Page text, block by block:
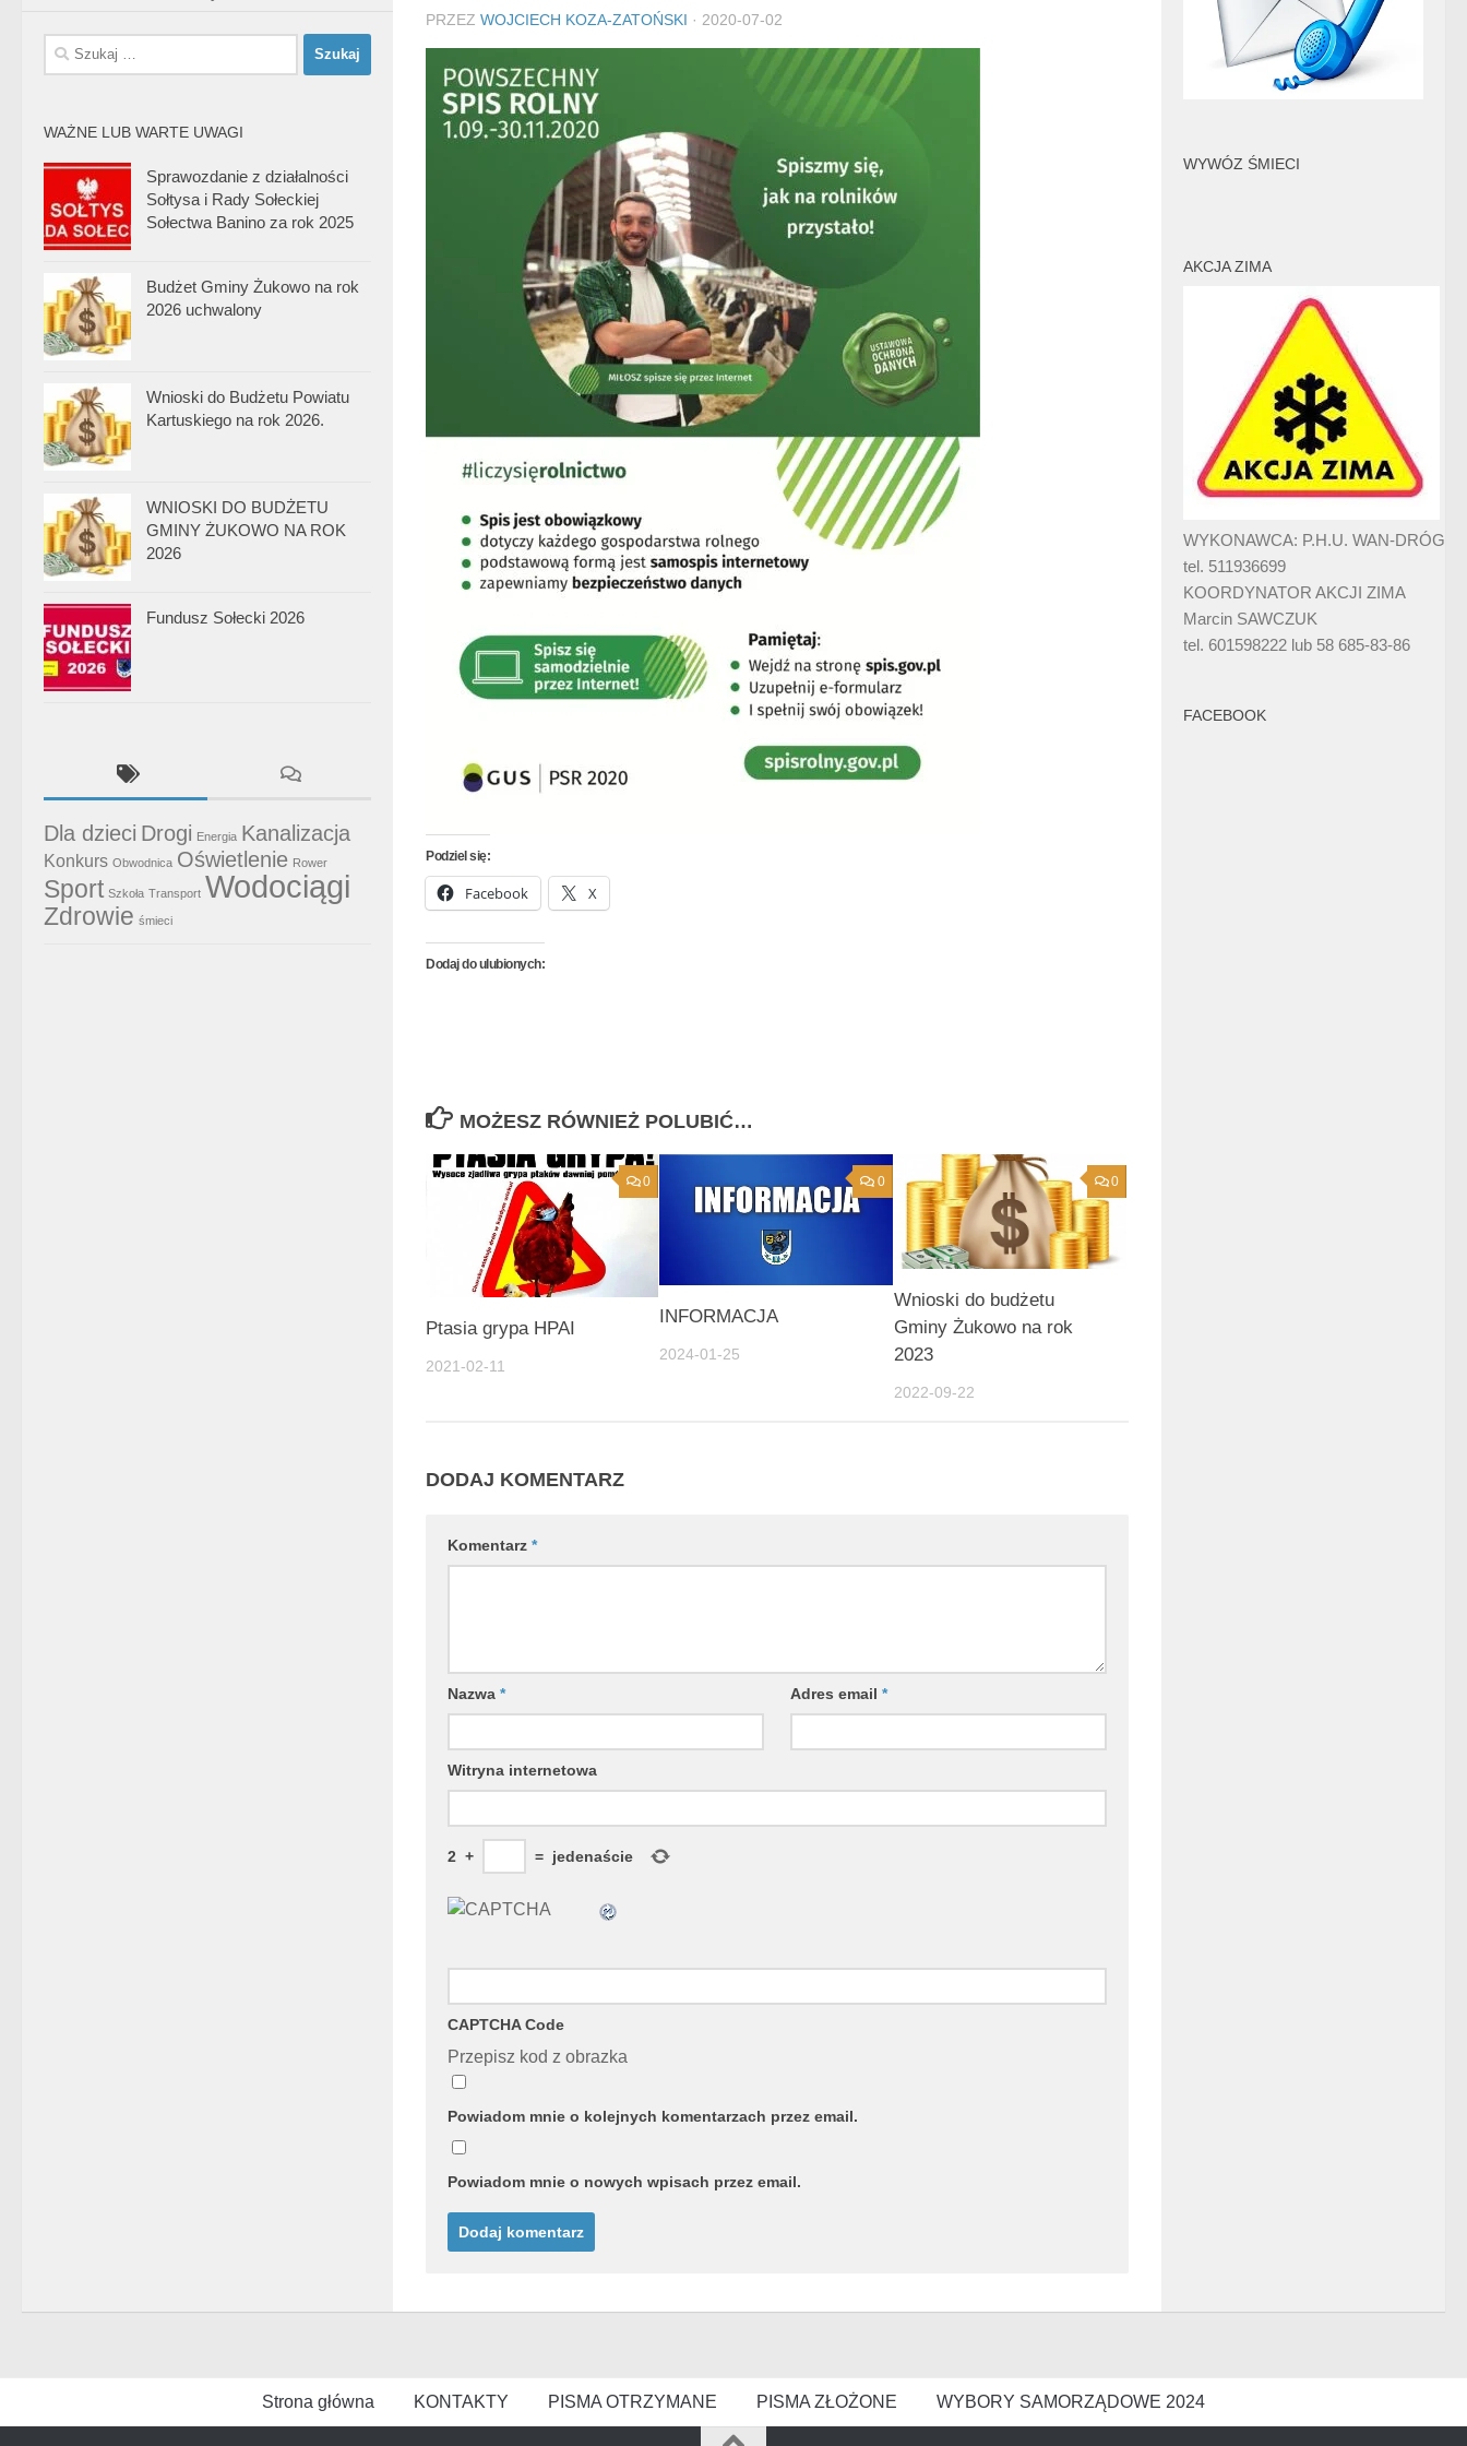
PRZEZ WOJCIECH KOZA-ZATOŃSKI · 2020-07-02
Podziel się:
Facebook X
Dodaj do ulubionych:
MOŻESZ RÓWNIEŻ POLUBIĆ…
0
Ptasia grypa HPAI
2021-02-11
0
INFORMACJA
2024-01-25
0
Wnioski do budżetu
Gminy Żukowo na rok
2023
2022-09-22
DODAJ KOMENTARZ
Komentarz *
Nazwa * Adres email*
Witryna internetowa
2 + = jedenaście
CAPTCHA Code
Przepisz kod z obrazka
Powiadom mnie o kolejnych komentarzach przez email.
Powiadom mnie o nowych wpisach przez email.
Szukaj:
WAŻNE LUB WARTE UWAGI
Sprawozdanie z działalności
Sołtysa i Rady Sołeckiej
Sołectwa Banino za rok 2025
Budżet Gminy Żukowo na rok
2026 uchwalony
Wnioski do Budżetu Powiatu
Kartuskiego na rok 2026.
WNIOSKI DO BUDŻETU
GMINY ŻUKOWO NA ROK
2026
Fundusz Sołecki 2026
Dla dzieci Drogi Energia Kanalizacja
Konkurs Obwodnica Oświetlenie Rower
Sport Szkoła Transport Wodociągi
Zdrowie śmieci
WYWÓZ ŚMIECI
AKCJA ZIMA
WYKONAWCA: P.H.U. WAN-DRÓG
tel. 511936699
KOORDYNATOR AKCJI ZIMA
Marcin SAWCZUK
tel. 601598222 lub 58 685-83-86
FACEBOOK
Strona główna KONTAKTY PISMA OTRZYMANE PISMA ZŁOŻONE WYBORY SAMORZĄDOWE 2024